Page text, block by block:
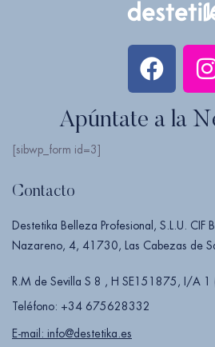
Apúntate a la
[sibwp_form id=3]
Contacto
Destetika Belleza Profesional, S.L.U.
Nazareno, 4, 41730, Las Cabezas de
R.M de Sevilla S 8 , H SE151875, I/A
Teléfono: +34 675628332
E-mail: info@destetika.es